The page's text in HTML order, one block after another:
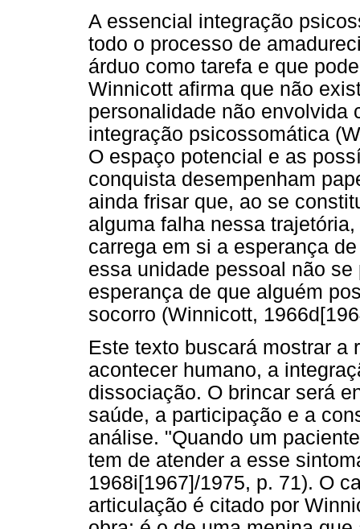
A essencial integração
todo o processo de
árduo como tarefa e que
Winnicott afirma que não
personalidade não envolvida
integração psicossomática
O espaço potencial e as
conquista desempenham
ainda frisar que, ao se
alguma falha nessa
carrega em si a esperança
essa unidade pessoal não
esperança de que alguém
socorro (Winnicott,
Este texto buscará mostrar a
acontecer humano, a
dissociação. O brincar será
saúde, a participação e a
análise. "Quando um
tem de atender a esse
1968i[1967]/1975, p. 71). O
articulação é citado por